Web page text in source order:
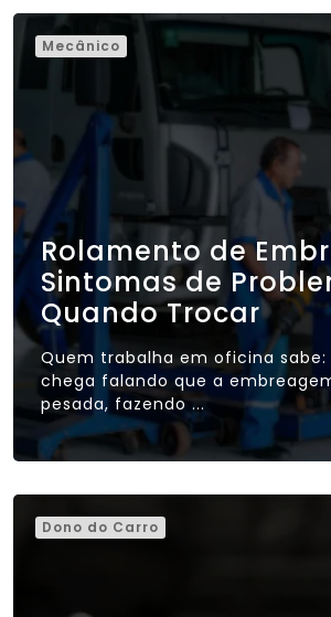
Mecânico
Rolamento de
Sintomas de
Quando Trocar
Quem trabalha em oficina
chega falando que a
pesada, fazendo ...
Dono do Carro